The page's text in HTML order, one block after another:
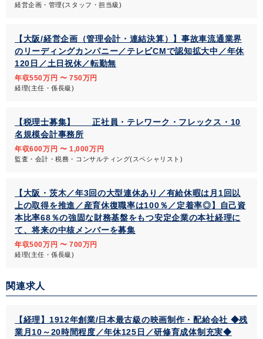
経営企画・管理(スタッフ・担当級)
【大阪/経営企画（管理会計・連結決算）】事故車流通業界
のリーディングカンパニー／テレビCMで認知拡大中／年休
120日／土日祝休／転勤無
年収550万円 〜 750万円
経理(主任・係長級)
【税理士募集】 正社員・テレワーク・フレックス・10
名規模会計事務所
年収600万円 〜 1,000万円
監査・会計・税務・コンサルティング(スペシャリスト)
【大阪・茨木／年3回の大型連休あり／有給休暇は月1回以
上の取得を推進／産育休復職率は100％／定着率◎】自己資
本比率68％の強固な財務基盤をもつ安定企業の本社経理に
て、将来の中核メンバーを募集
年収500万円 〜 700万円
経理(主任・係長級)
関連求人
【経理】1912年創業/日本最古級の映画制作・配給会社 ◆残
業月10～20時間程度／年休125日／研修育成体制充実◆